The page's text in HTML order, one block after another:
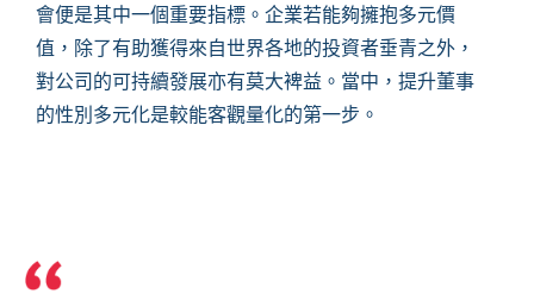
會便是其中一個重要指標。企業若能夠擁抱多元價
值，除了有助獲得來自世界各地的投資者垂青之外，
對公司的可持續發展亦有莫大裨益。當中，提升董事
的性別多元化是較能客觀量化的第一步。